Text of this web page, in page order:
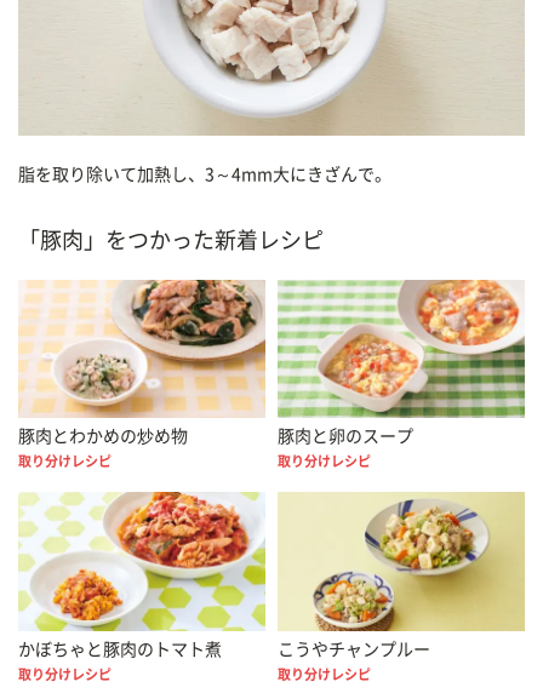
脂を取り除いて加熱し、3～4mm大にきざんで。
「豚肉」をつかった新着レシピ
豚肉とわかめの炒め物
取り分けレシピ
豚肉と卵のスープ
取り分けレシピ
かぼちゃと豚肉のトマト煮
取り分けレシピ
こうやチャンプルー
取り分けレシピ